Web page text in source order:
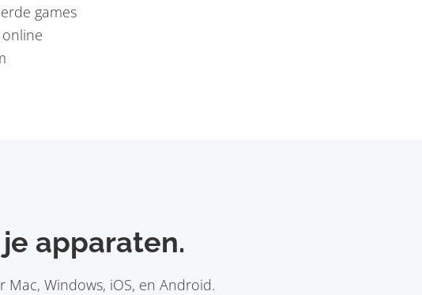
games
apparaten.
Mac, Windows, iOS, en Android.